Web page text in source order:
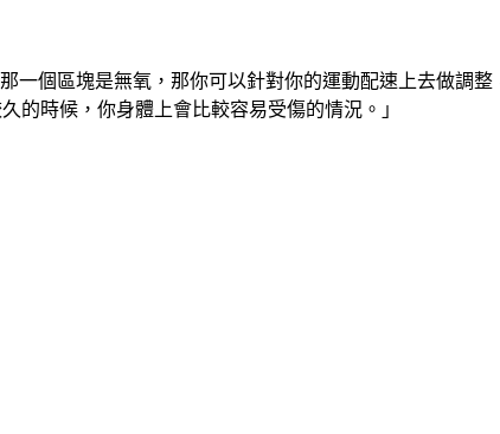
一個區塊是無氧，那你可以針對你的運動配速上去做調
的時候，你身體上會比較容易受傷的情況。」